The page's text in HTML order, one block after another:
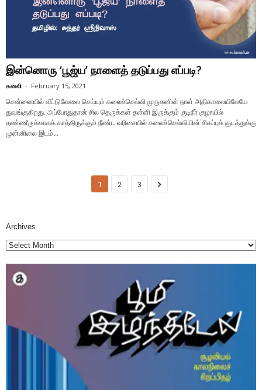
இன்னொரு ‘பூஜ்ய’ நாளைத் தடுப்பது எப்படி?
கனலி - February 15, 2021
சென்னையில் வீட்டுவேலை செய்யும் கலைச்செல்வி முருகனின் நாள் அதிகாலையிலேயே
துவங்குகிறது. அப்போதுதான் சில தெருக்கள் தள்ளி இருக்கும் குடிநீர் குழாயில்
தண்ணீருக்காகக் காத்திருக்கும் நீண்ட வரிசையில் கலைச்செல்வியின் சிகப்புக் குடத்துக்கு
முன்னிலை இடம்...
1 2 3
Archives